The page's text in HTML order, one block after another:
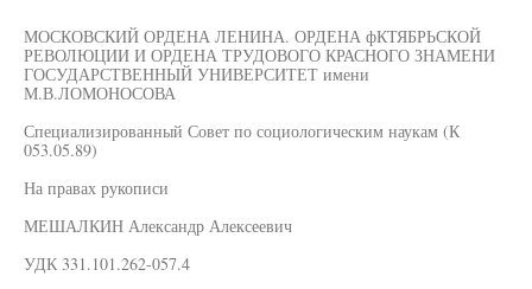
МОСКОВСКИЙ ОРДЕНА ЛЕНИНА. ОРДЕНА фКТЯБРЬСКОЙ
РЕВОЛЮЦИИ И ОРДЕНА ТРУДОВОГО КРАСНОГО ЗНАМЕНИ
ГОСУДАРСТВЕННЫЙ УНИВЕРСИТЕТ имени
М.В.ЛОМОНОСОВА
Специализированный Совет по социологическим наукам (К
053.05.89)
На правах рукописи
МЕШАЛКИН Александр Алексеевич
УДК 331.101.262-057.4